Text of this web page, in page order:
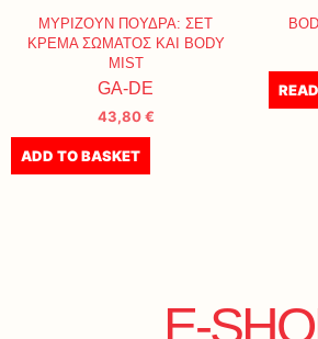
ΜΥΡΙΖΟΥΝ ΠΟΥΔΡΑ: ΣΕΤ
ΚΡΕΜΑ ΣΩΜΑΤΟΣ ΚΑΙ BODY
MIST
GA-DE
43,80€
ADD TO BASKET
E-